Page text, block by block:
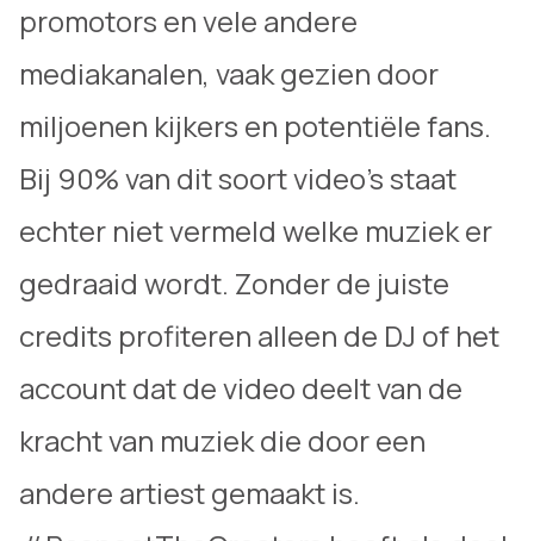
promotors en vele andere
mediakanalen, vaak gezien door
miljoenen kijkers en potentiële fans.
Bij 90% van dit soort video’s staat
echter niet vermeld welke muziek er
gedraaid wordt. Zonder de juiste
credits profiteren alleen de DJ of het
account dat de video deelt van de
kracht van muziek die door een
andere artiest gemaakt is.